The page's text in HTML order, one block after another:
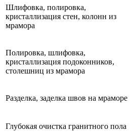
Шлифовка, полировка,
кристаллизация стен, колонн из
мрамора
Полировка, шлифовка,
кристаллизация подоконников,
столешниц из мрамора
Разделка, заделка швов на мраморе
Глубокая очистка гранитного пола